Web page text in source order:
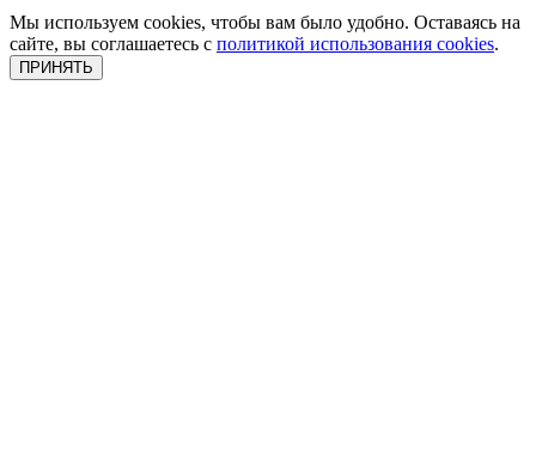
Мы используем cookies, чтобы вам было удобно. Оставаясь на
сайте, вы соглашаетесь с политикой использования cookies.
ПРИНЯТЬ